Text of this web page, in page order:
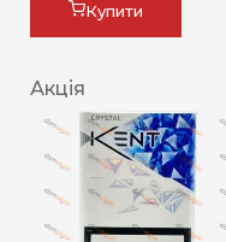
Купити
Акція